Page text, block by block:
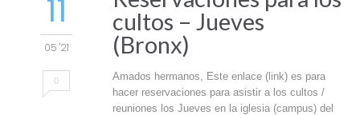
11
05 '21
0
cultos – Jueves
(Bronx)
Amados hermanos, Este enlace (link) es para
hacer reservaciones para asistir a los cultos /
reuniones los Jueves en la iglesia (campus) del